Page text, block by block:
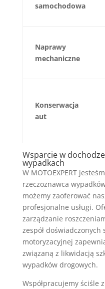
samochodowa
Naprawy
mechaniczne
Konserwacja
aut
Wsparcie w
wypadkach
W MOTOEXPERT
rzeczoznawca
możemy zaoferować
profesjonalne usługi.
zarządzanie
zespół
motoryzacyjnej
związaną z likwidacją
wypadków drogowych.
Współpracujemy ściśle